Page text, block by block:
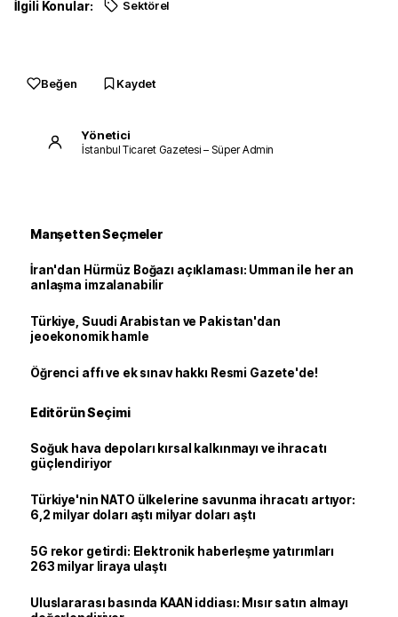
İlgili Konular: Sektörel
Beğen Kaydet
Yönetici
İstanbul Ticaret Gazetesi – Süper Admin
Manşetten Seçmeler
İran'dan Hürmüz Boğazı açıklaması: Umman ile her an
anlaşma imzalanabilir
Türkiye, Suudi Arabistan ve Pakistan'dan
jeoekonomik hamle
Öğrenci affı ve ek sınav hakkı Resmi Gazete'de!
Editörün Seçimi
Soğuk hava depoları kırsal kalkınmayı ve ihracatı
güçlendiriyor
Türkiye'nin NATO ülkelerine savunma ihracatı artıyor:
6,2 milyar doları aştı milyar doları aştı
5G rekor getirdi: Elektronik haberleşme yatırımları
263 milyar liraya ulaştı
Uluslararası basında KAAN iddiası: Mısır satın almayı